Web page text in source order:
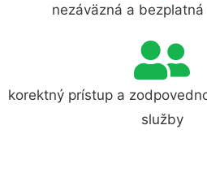
nezáväzná a
korektný prístup a
služby